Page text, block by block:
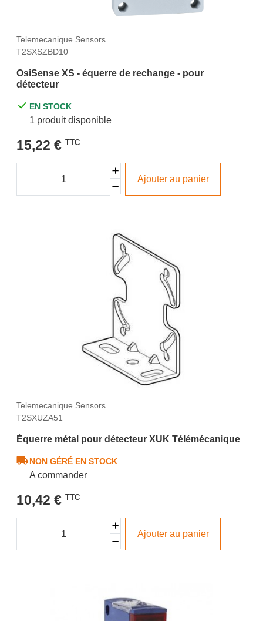
Telemecanique Sensors
T2SXSZBD10
OsiSense XS - équerre de rechange - pour
détecteur
EN STOCK
1 produit disponible
15,22 € TTC
Ajouter au panier
Telemecanique Sensors
T2SXUZA51
Équerre métal pour détecteur XUK Télémécanique
NON GÉRÉ EN STOCK
A commander
10,42 € TTC
Ajouter au panier